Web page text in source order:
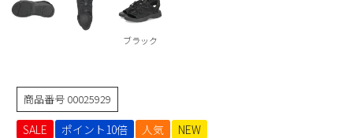
puma
GAP
瞬足
メルマガ購買
営業日カレンダー
ブラック
商品番号 00025929
SALE ポイント10倍 人気 NEW